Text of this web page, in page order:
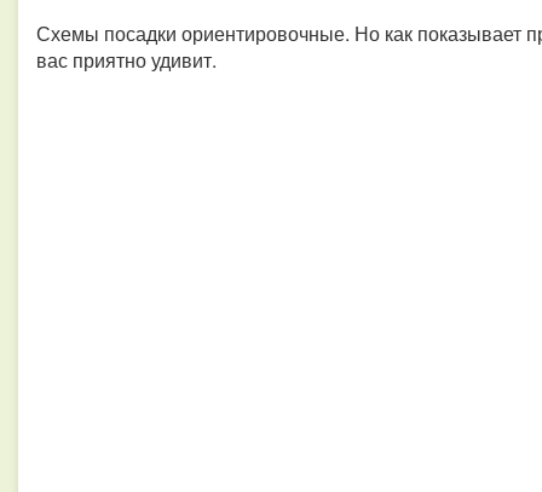
Схемы посадки ориентировочные. Но как показывает
вас приятно удивит.